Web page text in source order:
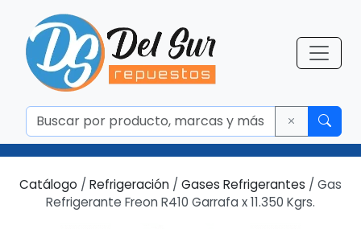
Catálogo / Refrigeración / Gases Refrigerantes / Gas
Refrigerante Freon R410 Garrafa x 11.350 Kgrs.